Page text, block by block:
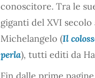
conoscitore. Tra le
giganti del XVI
Michelangelo (Il
perla), tutti editi da